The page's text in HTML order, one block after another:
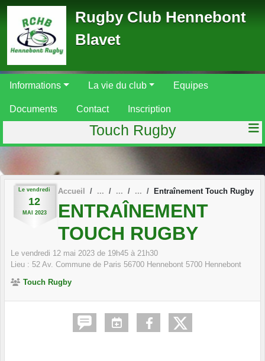
Rugby Club Hennebont
Blavet
Informations La vie du club Equipes
Documents Contact Inscription
Touch Rugby
Le vendredi
12
MAI 2023
Accueil Entraînement Touch Rugby
ENTRAÎNEMENT
TOUCH RUGBY
Le vendredi 12 mai 2023 de 19h45 à 21h30
Lieu : 52 Av. Commune de Paris 56700 Hennebont 5700 Hennebont
Touch Rugby
Panneau de gestion des cookies